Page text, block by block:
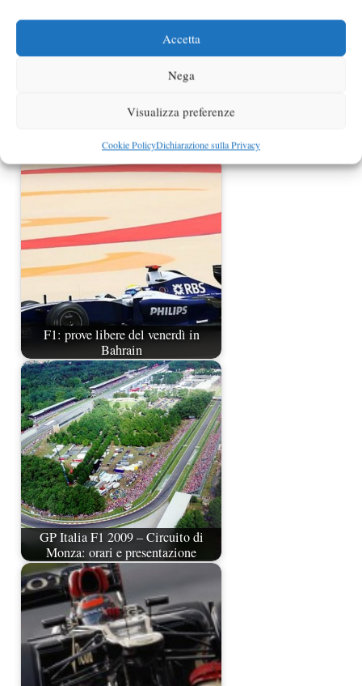
Accetta
Nega
Visualizza preferenze
Cookie PolicyDichiarazione sulla Privacy
orari e presentazione
F1: prove libere del venerdì in
Bahrain
GP Italia F1 2009 – Circuito di
Monza: orari e presentazione